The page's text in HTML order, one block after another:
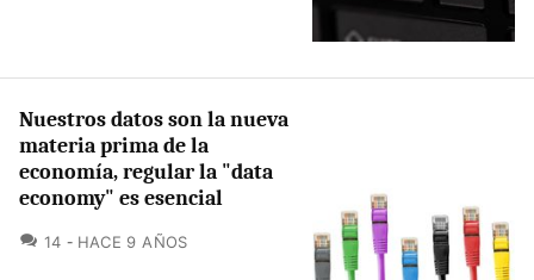
Nuestros datos son la nueva
materia prima de la
economía, regular la "data
economy" es esencial
14 COMENTARIOS
HACE 9 AÑOS